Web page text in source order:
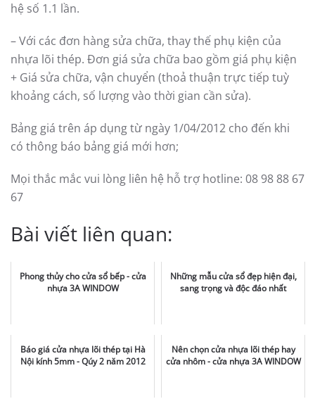
hệ số 1.1 lần.
– Với các đơn hàng sửa chữa, thay thế phụ kiện của
nhựa lõi thép. Đơn giá sửa chữa bao gồm giá phụ kiện
+ Giá sửa chữa, vận chuyển (thoả thuận trực tiếp tuỳ
khoảng cách, số lượng vào thời gian cần sửa).
Bảng giá trên áp dụng từ ngày 1/04/2012 cho đến khi
có thông báo bảng giá mới hơn;
Mọi thắc mắc vui lòng liên hệ hỗ trợ hotline: 08 98 88 67
67
Bài viết liên quan:
Phong thủy cho cửa sổ bếp - cửa
nhựa 3A WINDOW
Những mẫu cửa sổ đẹp hiện đại,
sang trọng và độc đáo nhất
Báo giá cửa nhựa lõi thép tại Hà
Nội kính 5mm - Qúy 2 năm 2012
Nên chọn cửa nhựa lõi thép hay
cửa nhôm - cửa nhựa 3A WINDOW